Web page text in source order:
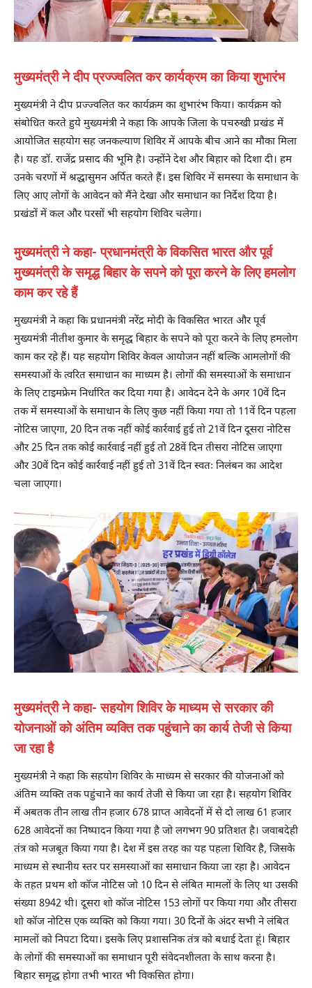
मुख्यमंत्री ने दीप प्रज्ज्वलित कर कार्यक्रम का किया शुभारंभ
मुख्यमंत्री ने दीप प्रज्ज्वलित कर कार्यक्रम का शुभारंभ किया। कार्यक्रम को
संबोधित करते हुये मुख्यमंत्री ने कहा कि आपके जिला के पचरुखी प्रखंड में
आयोजित सहयोग सह जनकल्याण शिविर में आपके बीच आने का मौका मिला
है। यह डॉ. राजेंद्र प्रसाद की भूमि है। उन्होंने देश और बिहार को दिशा दी। हम
उनके चरणों में श्रद्धासुमन अर्पित करते हैं। इस शिविर में समस्या के समाधान के
लिए आए लोगों के आवेदन को मैंने देखा और समाधान का निर्देश दिया है।
प्रखंडों में कल और परसों भी सहयोग शिविर चलेगा।
मुख्यमंत्री ने कहा- प्रधानमंत्री के विकसित भारत और पूर्व
मुख्यमंत्री के समृद्ध बिहार के सपने को पूरा करने के लिए हमलोग
काम कर रहे हैं
मुख्यमंत्री ने कहा कि प्रधानमंत्री नरेंद्र मोदी के विकसित भारत और पूर्व
मुख्यमंत्री नीतीश कुमार के समृद्ध बिहार के सपने को पूरा करने के लिए हमलोग
काम कर रहे हैं। यह सहयोग शिविर केवल आयोजन नहीं बल्कि आमलोगों की
समस्याओं के त्वरित समाधान का माध्यम है। लोगों की समस्याओं के समाधान
के लिए टाइमफ्रेम निर्धारित कर दिया गया है। आवेदन देने के अगर 10वें दिन
तक में समस्याओं के समाधान के लिए कुछ नहीं किया गया तो 11वें दिन पहला
नोटिस जाएगा, 20 दिन तक नहीं कोई कार्रवाई हुई तो 21वें दिन दूसरा नोटिस
और 25 दिन तक कोई कार्रवाई नहीं हुई तो 28वें दिन तीसरा नोटिस जाएगा
और 30वें दिन कोई कार्रवाई नहीं हुई तो 31वें दिन स्वतः निलंबन का आदेश
चला जाएगा।
मुख्यमंत्री ने कहा- सहयोग शिविर के माध्यम से सरकार की
योजनाओं को अंतिम व्यक्ति तक पहुंचाने का कार्य तेजी से किया
जा रहा है
मुख्यमंत्री ने कहा कि सहयोग शिविर के माध्यम से सरकार की योजनाओं को
अंतिम व्यक्ति तक पहुंचाने का कार्य तेजी से किया जा रहा है। सहयोग शिविर
में अबतक तीन लाख तीन हजार 678 प्राप्त आवेदनों में से दो लाख 61 हजार
628 आवेदनों का निष्पादन किया गया है जो लगभग 90 प्रतिशत है। जवाबदेही
तंत्र को मजबूत किया गया है। देश में इस तरह का यह पहला शिविर है, जिसके
माध्यम से स्थानीय स्तर पर समस्याओं का समाधान किया जा रहा है। आवेदन
के तहत प्रथम शो कॉज नोटिस जो 10 दिन से लंबित मामलों के लिए था उसकी
संख्या 8942 थी। दूसरा शो कॉज नोटिस 153 लोगों पर किया गया और तीसरा
शो कॉज नोटिस एक व्यक्ति को किया गया। 30 दिनों के अंदर सभी ने लंबित
मामलों को निपटा दिया। इसके लिए प्रशासनिक तंत्र को बधाई देता हूं। बिहार
के लोगों की समस्याओं का समाधान पूरी संवेदनशीलता के साथ करना है।
बिहार समृद्ध होगा तभी भारत भी विकसित होगा।